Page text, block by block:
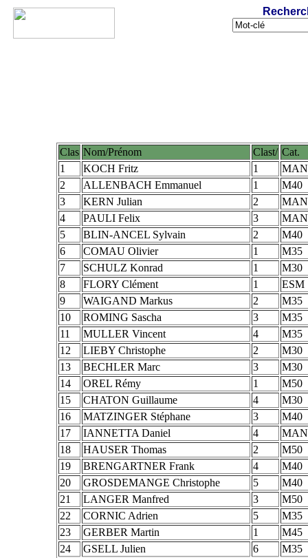
Clas Nom/Prénom Clast/ Cat.
1
KOCH Fritz 1
MAN
2
ALLENBACH Emmanuel 1
M40
3
KERN Julian 2
MAN
4
PAULI Felix 3
MAN
5
BLIN-ANCEL Sylvain 2
M40
6
COMAU Olivier 1
M35
7
SCHULZ Konrad 1
M30
8
FLORY Clément 1
ESM
9
WAIGAND Markus 2
M35
10
ROMING Sascha 3
M35
11
MULLER Vincent 4
M35
12
LIEBY Christophe 2
M30
13
BECHLER Marc 3
M30
14
OREL Rémy 1
M50
15
CHATON Guillaume 4
M30
16
MATZINGER Stéphane 3
M40
17
IANNETTA Daniel 4
MAN
18
HAUSER Thomas 2
M50
19
BRENGARTNER Frank 4
M40
20
GROSDEMANGE Christophe 5
M40
21
LANGER Manfred 3
M50
22
CORNIC Adrien 5
M35
23
GERBER Martin 1
M45
24
GSELL Julien 6
M35